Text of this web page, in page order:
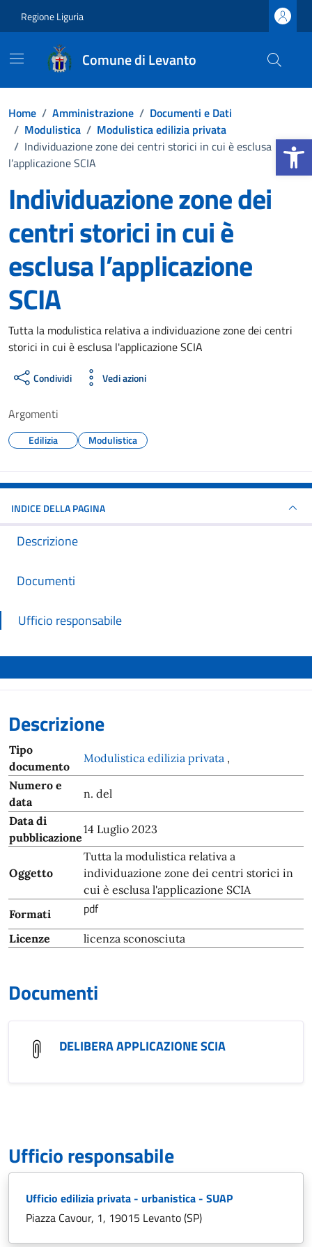
Apri la
Regione Liguria
Comune di Levanto
Home / Amministrazione / Documenti e Dati
/ Modulistica / Modulistica edilizia privata
/ Individuazione zone dei centri storici in cui è esclusa
l’applicazione SCIA
Individuazione zone dei
centri storici in cui è
esclusa l’applicazione
SCIA
Dettagli del documento
Tutta la modulistica relativa a individuazione zone dei centri
storici in cui è esclusa l'applicazione SCIA
Condividi Vedi azioni
Argomenti
Edilizia Modulistica
INDICE DELLA PAGINA
Descrizione
Documenti
Ufficio responsabile
Descrizione
Tipo
documento
Modulistica edilizia privata ,
Numero e
data
n. del
Data di
pubblicazione
14 Luglio 2023
Oggetto
Tutta la modulistica relativa a
individuazione zone dei centri storici in
cui è esclusa l'applicazione SCIA
Formati
pdf
Licenze licenza sconosciuta
Documenti
DELIBERA APPLICAZIONE SCIA
Ufficio responsabile
Ufficio edilizia privata - urbanistica - SUAP
Piazza Cavour, 1, 19015 Levanto (SP)